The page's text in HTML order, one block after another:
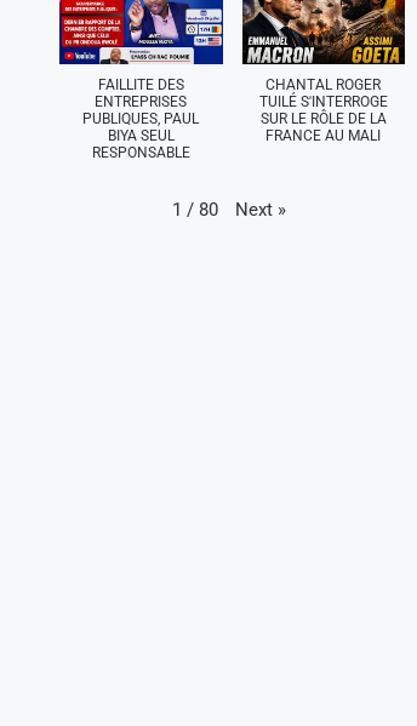
FAILLITE DES
ENTREPRISES
PUBLIQUES, PAUL
BIYA SEUL
RESPONSABLE
CHANTAL ROGER
TUILÉ S'INTERROGE
SUR LE RÔLE DE LA
FRANCE AU MALI
1 / 80 Next »